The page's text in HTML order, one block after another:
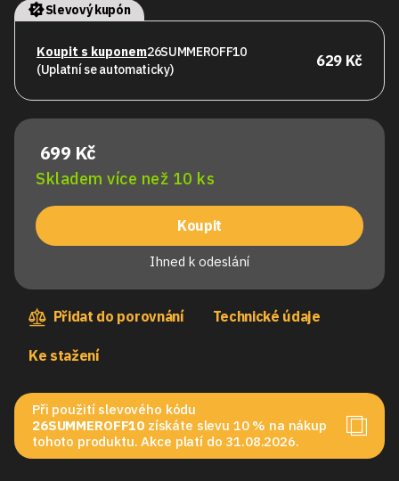
Slevový kupón
Koupit s kuponem26SUMMEROFF10
(Uplatní se automaticky)
629 Kč
699 Kč
Skladem více než 10 ks
Koupit
Ihned k odeslání
Přidat do porovnání Technické údaje
Ke stažení
Při použití slevového kódu
26SUMMEROFF10 získáte slevu 10 % na nákup
tohoto produktu. Akce platí do 31.08.2026.